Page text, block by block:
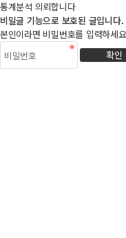
통계분석 의뢰합니다
비밀글 기능으로 보호된 글입니다.
본인이라면 비밀번호를 입력하세